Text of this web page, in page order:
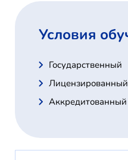
Условия
Государственный
Лицензированный
Аккредитованный